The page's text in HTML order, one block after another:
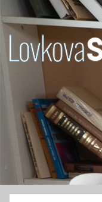
Перейти
к
содержимому
Ловкова
Елена
Юрьевна